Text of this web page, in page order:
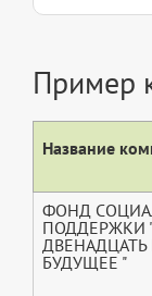
Пример
Название
ФОНД
ПОДДЕРЖКИ
ДВЕНАДЦАТЬ
БУДУЩЕЕ "